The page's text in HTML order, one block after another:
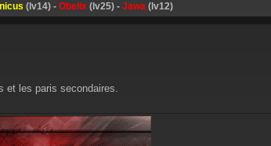
(lv14) - Obelix (lv25) - Jawa (lv12)
et les paris secondaires.